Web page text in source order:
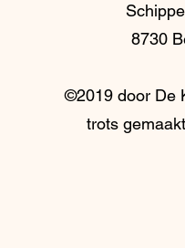
8730
©2019 door De
trots